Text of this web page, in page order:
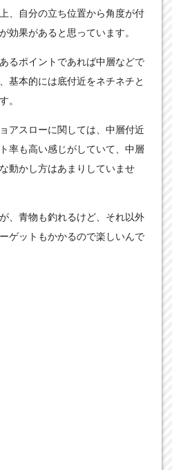
、自分の立ち位置から角度が付
効果があると思っています。
るポイントであれば中層などで
基本的には底付近をネチネチと
。
アスローに関しては、中層付近
率も高い感じがしていて、中層
動かし方はあまりしていませ
、青物も釣れるけど、それ以外
ゲットもかかるので楽しいんで